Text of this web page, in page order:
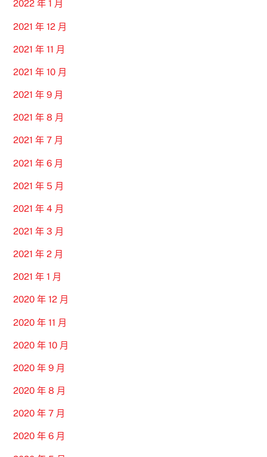
2022 年 1 月
2021 年 12 月
2021 年 11 月
2021 年 10 月
2021 年 9 月
2021 年 8 月
2021 年 7 月
2021 年 6 月
2021 年 5 月
2021 年 4 月
2021 年 3 月
2021 年 2 月
2021 年 1 月
2020 年 12 月
2020 年 11 月
2020 年 10 月
2020 年 9 月
2020 年 8 月
2020 年 7 月
2020 年 6 月